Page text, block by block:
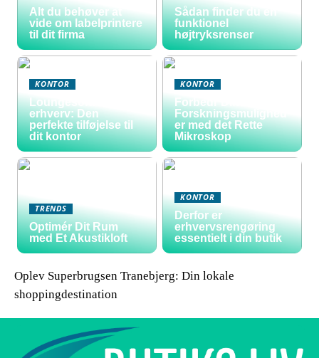
Alt du behøver at
vide om labelprintere
til dit firma
Sådan finder du en
funktionel
højtryksrenser
KONTOR
Loungesofa til
erhverv: Den
perfekte tilføjelse til
dit kontor
KONTOR
Forbedr Dine
Forskningsmulighed
er med det Rette
Mikroskop
TRENDS
Optimér Dit Rum
med Et Akustikloft
KONTOR
Derfor er
erhvervsrengøring
essentielt i din butik
Oplev Superbrugsen Tranebjerg: Din lokale
shoppingdestination